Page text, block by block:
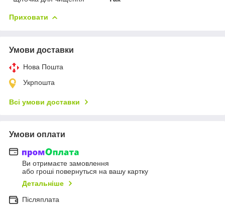
Приховати
Умови доставки
Нова Пошта
Укрпошта
Всі умови доставки
Умови оплати
Ви отримаєте замовлення
або гроші повернуться на вашу картку
Детальніше
Післяплата